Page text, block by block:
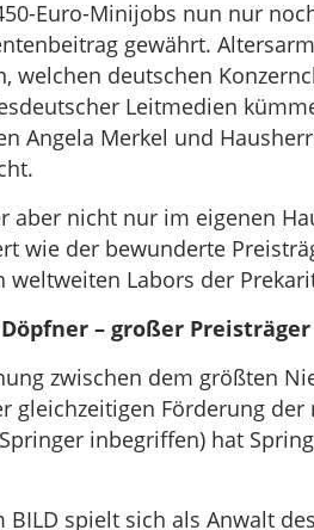
Euro-Minijobs nun nur
gewährt.
welchen deutschen
Leitmedien
Angela Merkel und
aber nicht nur im eigenen
wie der bewunderte
weltweiten Labors der
– großer Preisträger
zwischen dem größten
gleichzeitigen Förderung
inbegriffen) hat
BILD spielt sich als Anwalt